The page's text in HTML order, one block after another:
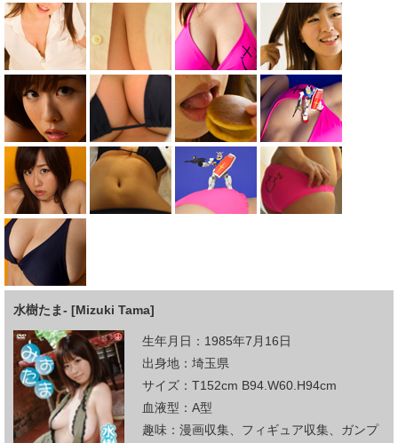
水樹たま- [Mizuki Tama]
生年月日：1985年7月16日
出身地：埼玉県
サイズ：T152cm B94.W60.H94cm
血液型：A型
趣味：漫画収集、フィギュア収集、ガンプ